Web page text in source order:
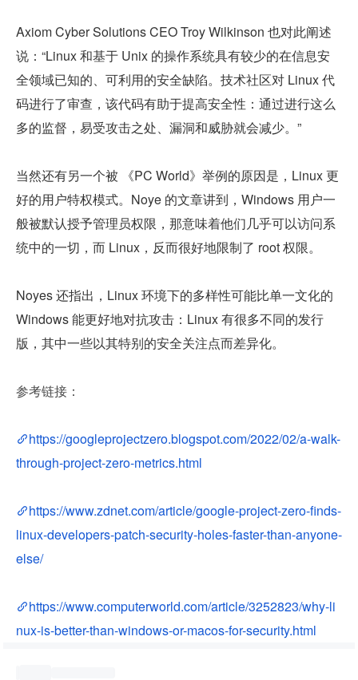
Axiom Cyber Solutions CEO Troy Wilkinson 也对此阐述
说：“Linux 和基于 Unix 的操作系统具有较少的在信息安
全领域已知的、可利用的安全缺陷。技术社区对 Linux 代
码进行了审查，该代码有助于提高安全性：通过进行这么
多的监督，易受攻击之处、漏洞和威胁就会减少。”
当然还有另一个被 《PC World》举例的原因是，Linux 更
好的用户特权模式。Noye 的文章讲到，Windows 用户一
般被默认授予管理员权限，那意味着他们几乎可以访问系
统中的一切，而 Linux，反而很好地限制了 root 权限。
Noyes 还指出，Linux 环境下的多样性可能比单一文化的
Windows 能更好地对抗攻击：Linux 有很多不同的发行
版，其中一些以其特别的安全关注点而差异化。
参考链接：
https://googleprojectzero.blogspot.com/2022/02/a-walk-
through-project-zero-metrics.html
https://www.zdnet.com/article/google-project-zero-finds-
linux-developers-patch-security-holes-faster-than-anyone-
else/
https://www.computerworld.com/article/3252823/why-li
nux-is-better-than-windows-or-macos-for-security.html